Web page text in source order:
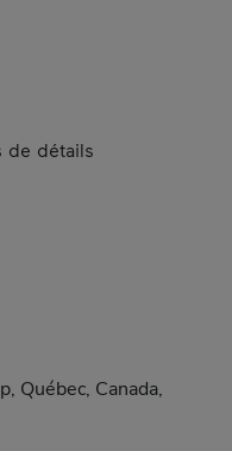
de détails
Québec, Canada,